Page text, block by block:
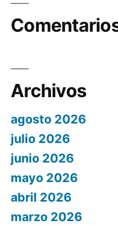
Archivos
agosto 2026
julio 2026
junio 2026
mayo 2026
abril 2026
marzo 2026